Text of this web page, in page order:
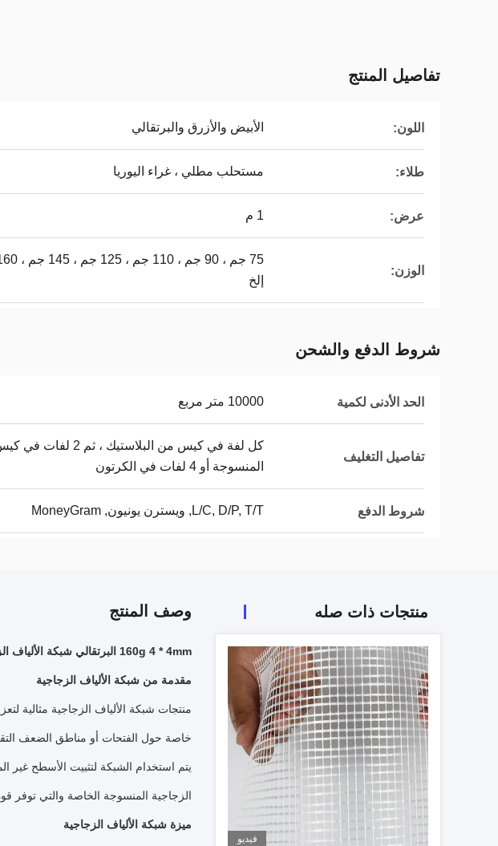
تفاصيل المنتج
اللون: الأبيض والأزرق والبرتقالي
طلاء: مستحلب مطلي ، غراء اليوريا
عرض: 1 م
الوزن:
إلخ
شروط الدفع والشحن
الحد الأدنى لكمية 10000 متر مربع
تفاصيل التغليف
كل لفة في كيس من البلاستيك ، ثم 2 لفات
المنسوجة أو 4 لفات في الكرتون
شروط الدفع L/C, D/P, T/T, ويسترن يونيون, MoneyGram
منتجات ذات صله
فيديو
وصف المنتج
160g 4 * 4mm البرتقالي شبكة الألياف الزجاجية للتجصيص وتقديم
مقدمة من شبكة الألياف الزجاجية
منتجات شبكة الألياف الزجاجية مثالية
خاصة حول الفتحات أو مناطق الضعف
يتم استخدام الشبكة لتثبيت الأسطح غير
الزجاجية المنسوجة الخاصة والتي توفر
ميزة شبكة الألياف الزجاجية